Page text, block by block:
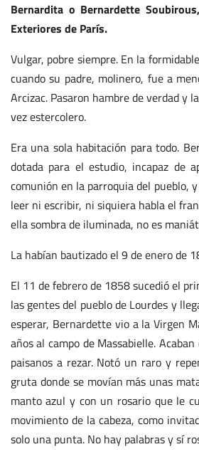
Bernardita o Bernardette
Exteriores de París.
Vulgar, pobre siempre. En la
cuando su padre, molinero, fue a
Arcizac. Pasaron hambre de verdad y
vez estercolero.
Era una sola habitación para todo.
dotada para el estudio, incapaz de
comunión en la parroquia del pueblo,
leer ni escribir, ni siquiera habla el
ella sombra de iluminada, no es
La habían bautizado el 9 de enero de
El 11 de febrero de 1858 sucedió el
las gentes del pueblo de Lourdes y
esperar, Bernardette vio a la Virgen
años al campo de Massabielle.
paisanos a rezar. Notó un raro y
gruta donde se movían más unas
manto azul y con un rosario que le
movimiento de la cabeza, como
solo una punta. No hay palabras y sí